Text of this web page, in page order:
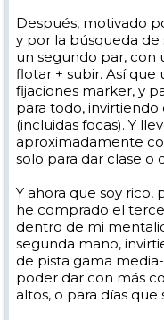
Después, motivado
y por la búsqueda de
un segundo par, con
flotar + subir. Así que
fijaciones marker, y
para todo,
(incluidas focas). Y
aproximadamente
solo para dar clase o
Y ahora que soy rico,
he comprado el
dentro de mi
segunda mano,
de pista gama
poder dar con más
altos, o para días